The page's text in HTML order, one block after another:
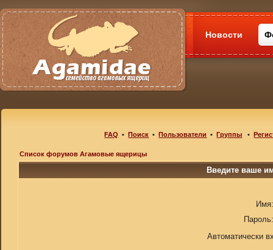
Новости
FAQ •Поиск •Пользователи •Группы •
Список форумов Агамовые ящерицы
Введите ваше
Имя:
Пароль:
Автоматически